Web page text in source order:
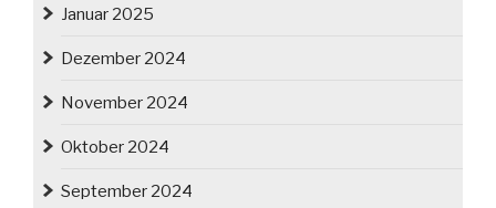
Januar 2025
Dezember 2024
November 2024
Oktober 2024
September 2024